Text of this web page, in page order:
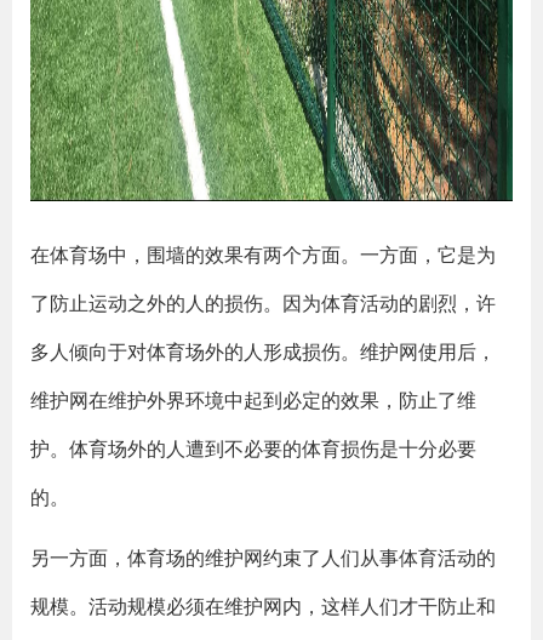
在体育场中，围墙的效果有两个方面。一方面，它是为
了防止运动之外的人的损伤。因为体育活动的剧烈，许
多人倾向于对体育场外的人形成损伤。维护网使用后，
维护网在维护外界环境中起到必定的效果，防止了维
护。体育场外的人遭到不必要的体育损伤是十分必要
的。
另一方面，体育场的维护网约束了人们从事体育活动的
规模。活动规模必须在维护网内，这样人们才干防止和